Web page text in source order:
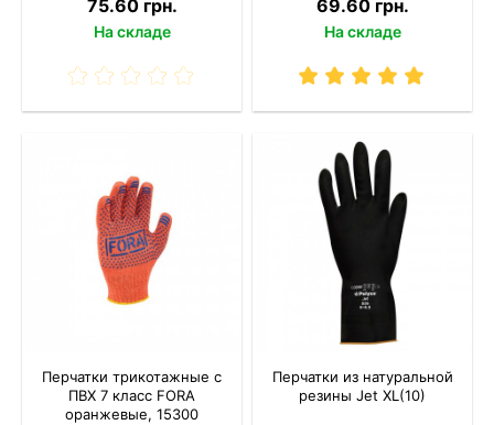
75.60 грн.
На складе
69.60 грн.
На складе
Перчатки трикотажные с
ПВХ 7 класс FORA
оранжевые, 15300
Перчатки из натуральной
резины Jet XL(10)